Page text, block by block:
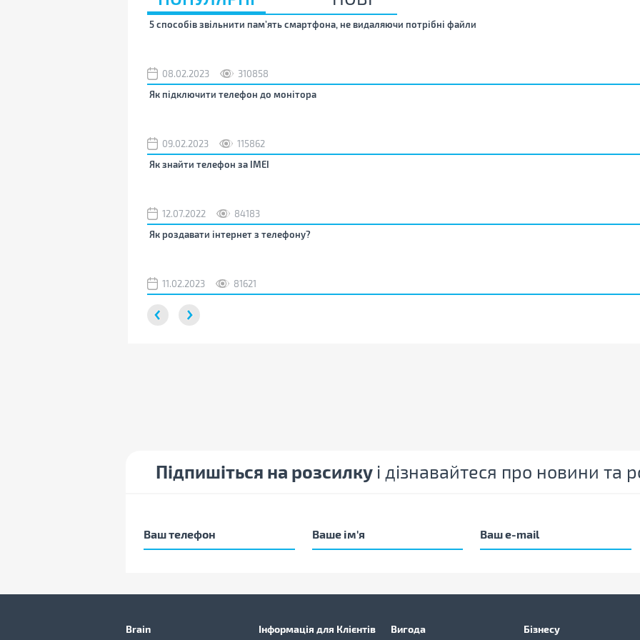
5 способів звільнити пам’ять смартфона, не видаляючи потрібні файли
08.02.2023
310858
Як підключити телефон до монітора
09.02.2023
115862
Як знайти телефон за IMEI
12.07.2022
84183
Як роздавати інтернет з телефону?
11.02.2023 81621
Підпишіться на розсилку і дізнавайтеся про новини
Brain Інформація для Клієнтів Вигода Бізнесу